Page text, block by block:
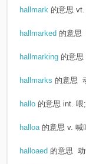
hallmark 的意思 vt.
hallmarked 的意思
hallmarking 的意思
hallmarks 的意思
hallo 的意思 int. 喂
halloa 的意思 v. 喊
halloaed 的意思